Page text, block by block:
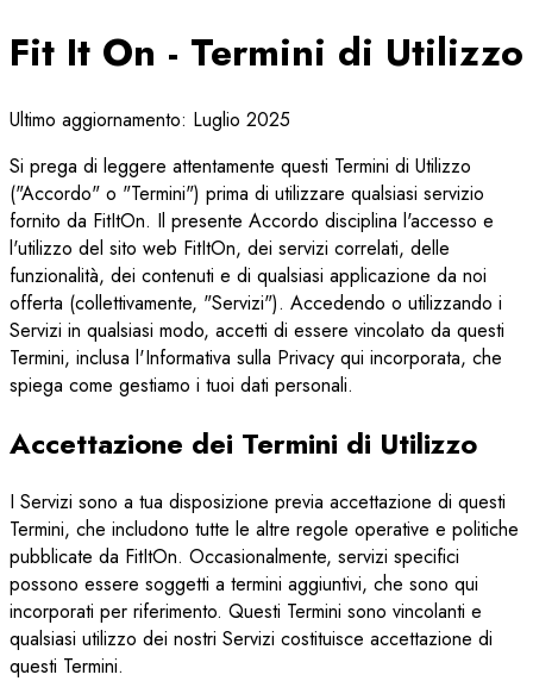
Fit It On - Termini di Utilizzo
Ultimo aggiornamento: Luglio 2025
Si prega di leggere attentamente questi Termini di Utilizzo
("Accordo" o "Termini") prima di utilizzare qualsiasi servizio
fornito da FitItOn. Il presente Accordo disciplina l'accesso e
l'utilizzo del sito web FitItOn, dei servizi correlati, delle
funzionalità, dei contenuti e di qualsiasi applicazione da noi
offerta (collettivamente, "Servizi"). Accedendo o utilizzando i
Servizi in qualsiasi modo, accetti di essere vincolato da questi
Termini, inclusa l'Informativa sulla Privacy qui incorporata, che
spiega come gestiamo i tuoi dati personali.
Accettazione dei Termini di Utilizzo
I Servizi sono a tua disposizione previa accettazione di questi
Termini, che includono tutte le altre regole operative e politiche
pubblicate da FitItOn. Occasionalmente, servizi specifici
possono essere soggetti a termini aggiuntivi, che sono qui
incorporati per riferimento. Questi Termini sono vincolanti e
qualsiasi utilizzo dei nostri Servizi costituisce accettazione di
questi Termini.